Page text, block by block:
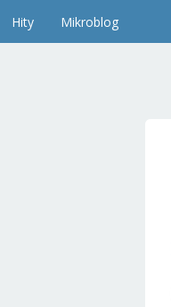
Hity Mikroblog